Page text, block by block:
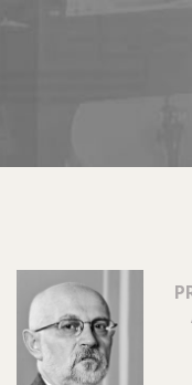
Ivan-
Cavlovic-
233x300.jpg